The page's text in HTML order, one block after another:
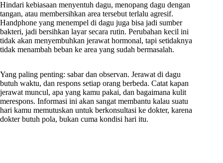
Hindari kebiasaan menyentuh dagu, menopang dagu dengan
tangan, atau membersihkan area tersebut terlalu agresif.
Handphone yang menempel di dagu juga bisa jadi sumber
bakteri, jadi bersihkan layar secara rutin. Perubahan kecil ini
tidak akan menyembuhkan jerawat hormonal, tapi setidaknya
tidak menambah beban ke area yang sudah bermasalah.
Yang paling penting: sabar dan observan. Jerawat di dagu
butuh waktu, dan respons setiap orang berbeda. Catat kapan
jerawat muncul, apa yang kamu pakai, dan bagaimana kulit
merespons. Informasi ini akan sangat membantu kalau suatu
hari kamu memutuskan untuk berkonsultasi ke dokter, karena
dokter butuh pola, bukan cuma kondisi hari itu.